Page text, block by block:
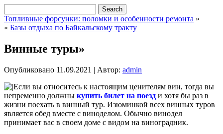
Топливные форсунки: поломки и особенности ремонта »
« Базы отдыха по Байкальскому тракту
Винные туры»
Опубликовано 11.09.2021 | Автор: admin
Если вы относитесь к настоящим ценителям вин, тогда вы
непременно должны купить билет на поезд и хотя бы раз в
жизни поехать в винный тур. Изюминкой всех винных туров
является обед вместе с виноделом. Обычно винодел
принимает вас в своем доме с видом на виноградник.